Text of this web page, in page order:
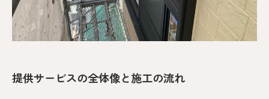
提供サービスの全体像と施工の流れ